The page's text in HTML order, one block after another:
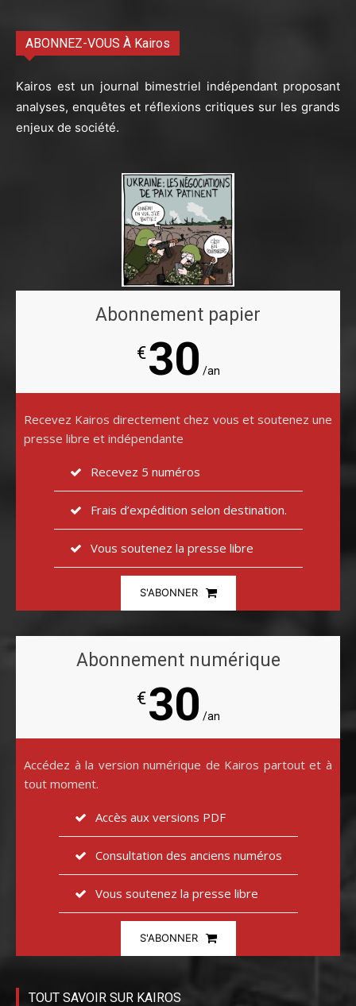
ABONNEZ-VOUS À Kairos
Kairos est un journal bimestriel indépendant proposant
analyses, enquêtes et réflexions critiques sur les grands
enjeux de société.
Abonnement papier
€30 /an
Recevez Kairos directement chez vous et soutenez une
presse libre et indépendante
Recevez 5 numéros
Frais d’expédition selon destination.
Vous soutenez la presse libre
S'ABONNER
Abonnement numérique
€30 /an
Accédez à la version numérique de Kairos partout et à
tout moment.
Accès aux versions PDF
Consultation des anciens numéros
Vous soutenez la presse libre
S'ABONNER
TOUT SAVOIR SUR KAIROS